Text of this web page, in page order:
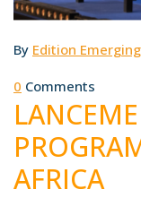
By Edition
0 Comments
AFRICA